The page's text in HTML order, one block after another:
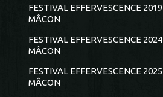
FESTIVAL EFFERVESCENCE 2019
MÂCON
FESTIVAL EFFERVESCENCE 2024
MÂCON
FESTIVAL EFFERVESCENCE 2025
MÂCON